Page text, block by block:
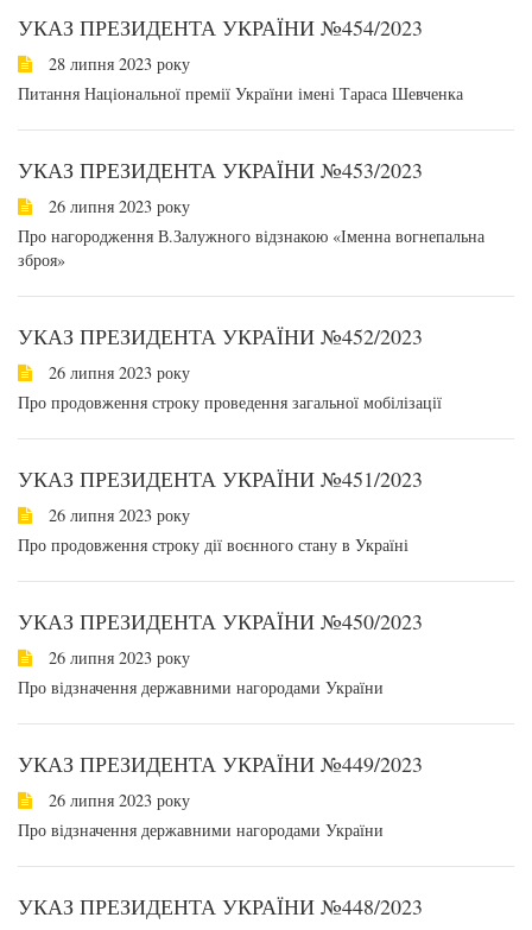
УКАЗ ПРЕЗИДЕНТА УКРАЇНИ №454/2023
28 липня 2023 року
Питання Національної премії України імені Тараса Шевченка
УКАЗ ПРЕЗИДЕНТА УКРАЇНИ №453/2023
26 липня 2023 року
Про нагородження В.Залужного відзнакою «Іменна вогнепальна
зброя»
УКАЗ ПРЕЗИДЕНТА УКРАЇНИ №452/2023
26 липня 2023 року
Про продовження строку проведення загальної мобілізації
УКАЗ ПРЕЗИДЕНТА УКРАЇНИ №451/2023
26 липня 2023 року
Про продовження строку дії воєнного стану в Україні
УКАЗ ПРЕЗИДЕНТА УКРАЇНИ №450/2023
26 липня 2023 року
Про відзначення державними нагородами України
УКАЗ ПРЕЗИДЕНТА УКРАЇНИ №449/2023
26 липня 2023 року
Про відзначення державними нагородами України
УКАЗ ПРЕЗИДЕНТА УКРАЇНИ №448/2023